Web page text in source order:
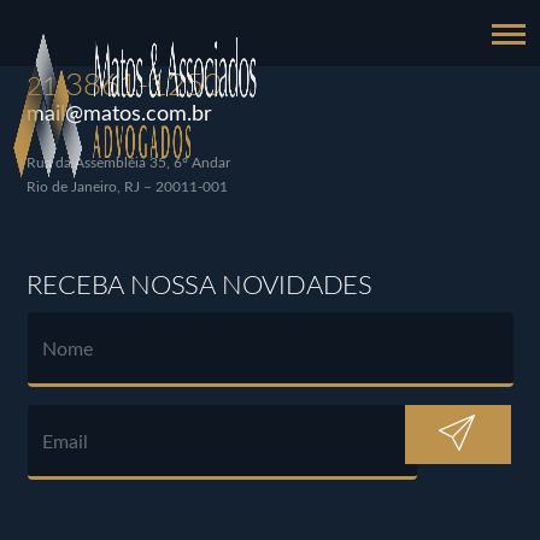
213861-1250
mail@matos.com.br
Rua da Assembléia 35, 6º Andar
Rio de Janeiro, RJ – 20011-001
RECEBA NOSSA NOVIDADES